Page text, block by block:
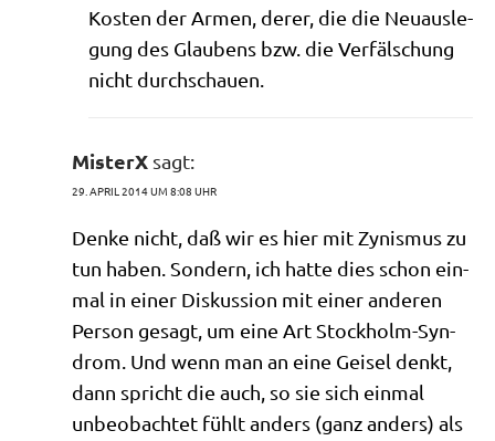
Kosten der Armen, derer, die die Neu­aus­le­
gung des Glau­bens bzw. die Ver­fäl­schung
nicht durchschauen.
MisterX sagt:
29. APRIL 2014 UM 8:08 UHR
Den­ke nicht, daß wir es hier mit Zynis­mus zu
tun haben. Son­dern, ich hat­te dies schon ein­
mal in einer Dis­kus­si­on mit einer ande­ren
Per­son gesagt, um eine Art Stock­holm-Syn­
drom. Und wenn man an eine Gei­sel denkt,
dann spricht die auch, so sie sich ein­mal
unbe­ob­ach­tet fühlt anders (ganz anders) als